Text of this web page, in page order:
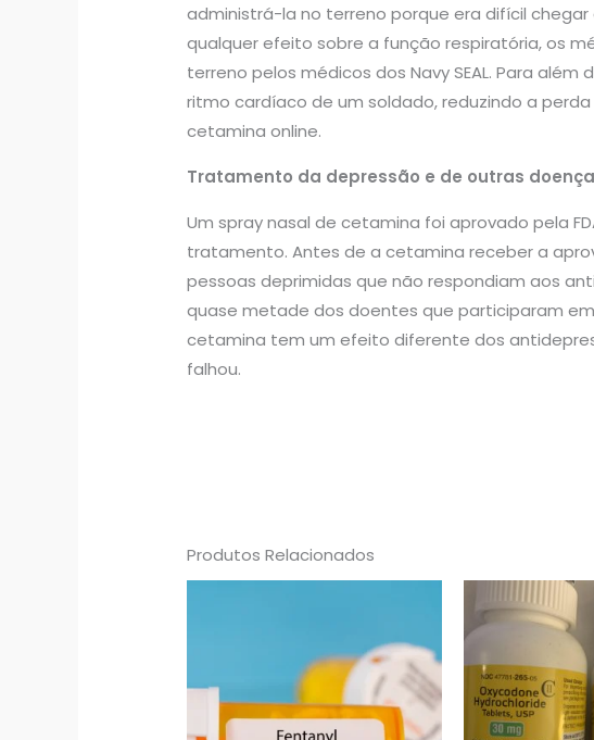
administrá-la no terreno porque era difícil
qualquer efeito sobre a função respiratória, os
terreno pelos médicos dos Navy SEAL. Para
ritmo cardíaco de um soldado, reduzindo a
cetamina online.
Tratamento da depressão e de outras
Um spray nasal de cetamina foi aprovado pela
tratamento. Antes de a cetamina receber a
pessoas deprimidas que não respondiam aos
quase metade dos doentes que participaram
cetamina tem um efeito diferente dos
falhou.
Produtos Relacionados